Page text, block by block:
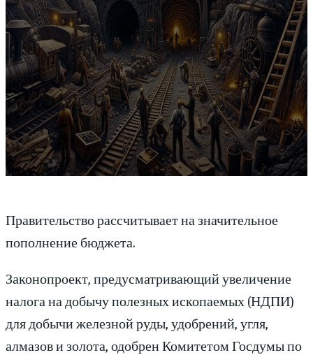
Правительство рассчитывает на значительное
пополнение бюджета.
Законопроект, предусматривающий увеличение
налога на добычу полезных ископаемых (НДПИ)
для добычи железной руды, удобрений, угля,
алмазов и золота, одобрен Комитетом Госдумы по